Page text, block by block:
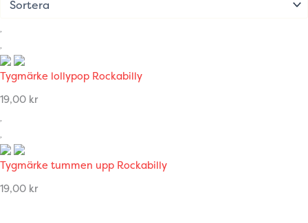
Tygmärke lollypop Rockabilly
19,00 kr
Tygmärke tummen upp Rockabilly
19,00 kr